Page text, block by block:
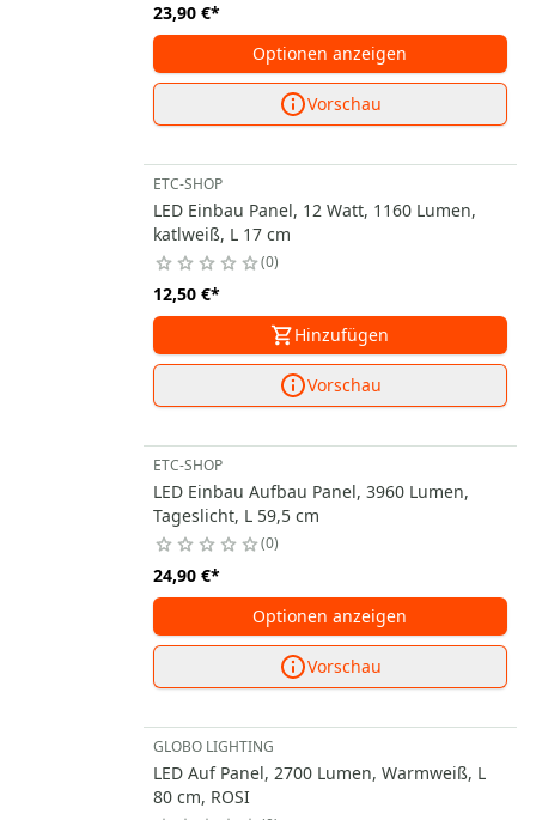
23,90 €*
Optionen anzeigen
Vorschau
ETC-SHOP
LED Einbau Panel, 12 Watt, 1160 Lumen,
katlweiß, L 17 cm
0
12,50 €*
Hinzufügen
Vorschau
ETC-SHOP
LED Einbau Aufbau Panel, 3960 Lumen,
Tageslicht, L 59,5 cm
0
24,90 €*
Optionen anzeigen
Vorschau
GLOBO LIGHTING
LED Auf Panel, 2700 Lumen, Warmweiß, L
80 cm, ROSI